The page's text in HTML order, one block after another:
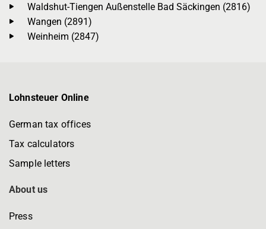
Waldshut-Tiengen Außenstelle Bad Säckingen (2816)
Wangen (2891)
Weinheim (2847)
Lohnsteuer Online
German tax offices
Tax calculators
Sample letters
About us
Press